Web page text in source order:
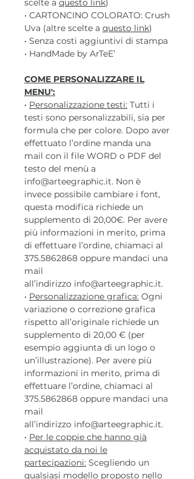
• CARTONCINO COLORATO: Crush
Uva (altre scelte a questo link)
• Senza costi aggiuntivi di stampa
• HandMade by ArTeE’
COME PERSONALIZZARE IL
MENU':
• Personalizzazione testi: Tutti i
testi sono personalizzabili, sia per
formula che per colore. Dopo aver
effettuato l’ordine manda una
mail con il file WORD o PDF del
testo del menù a
info@arteegraphic.it. Non è
invece possibile cambiare i font,
questa modifica richiede un
supplemento di 20,00€. Per avere
più informazioni in merito, prima
di effettuare l’ordine, chiamaci al
375.5862868 oppure mandaci una
mail
all’indirizzo info@arteegraphic.it.
• Personalizzazione grafica: Ogni
variazione o correzione grafica
rispetto all’originale richiede un
supplemento di 20,00 € (per
esempio aggiunta di un logo o
un’illustrazione). Per avere più
informazioni in merito, prima di
effettuare l’ordine, chiamaci al
375.5862868 oppure mandaci una
mail
all’indirizzo info@arteegraphic.it.
• Per le coppie che hanno già
acquistato da noi le
partecipazioni: Scegliendo un
qualsiasi modello proposto nello